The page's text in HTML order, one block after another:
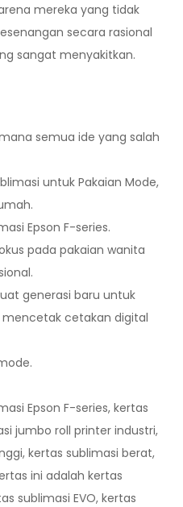
mereka yang tidak
secara rasional
sangat menyakitkan.
semua ide yang salah
untuk Pakaian Mode,
Epson F-series.
pada pakaian wanita
generasi baru untuk
cetakan digital
Epson F-series, kertas
jumbo roll printer industri,
kertas sublimasi berat,
ini adalah kertas
sublimasi EVO, kertas